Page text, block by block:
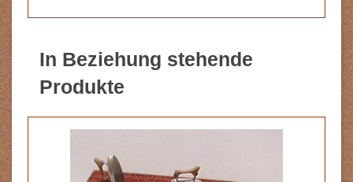
In Beziehung stehende
Produkte